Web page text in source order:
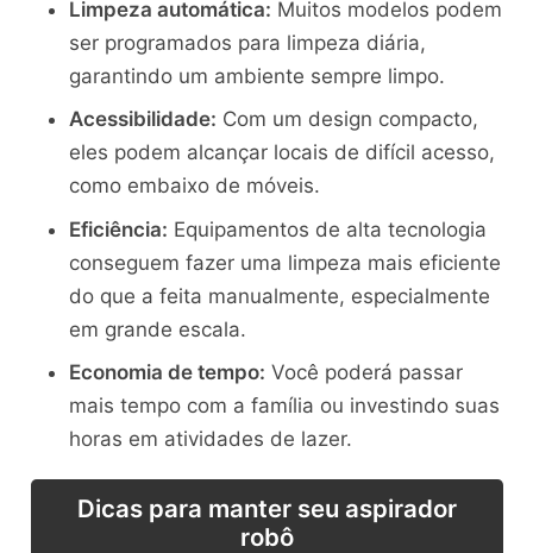
Limpeza automática: Muitos modelos podem
ser programados para limpeza diária,
garantindo um ambiente sempre limpo.
Acessibilidade: Com um design compacto,
eles podem alcançar locais de difícil acesso,
como embaixo de móveis.
Eficiência: Equipamentos de alta tecnologia
conseguem fazer uma limpeza mais eficiente
do que a feita manualmente, especialmente
em grande escala.
Economia de tempo: Você poderá passar
mais tempo com a família ou investindo suas
horas em atividades de lazer.
Dicas para manter seu aspirador
robô